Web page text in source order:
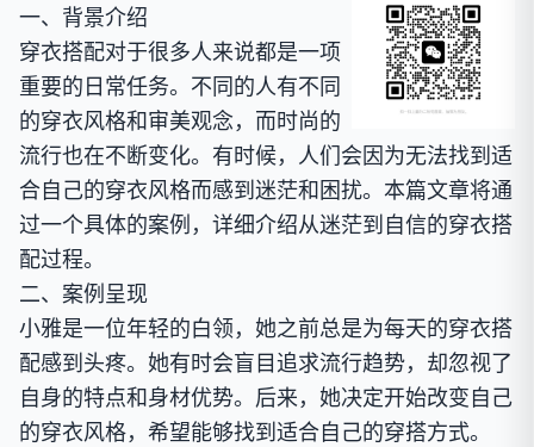
一、背景介绍
穿衣搭配对于很多人来说都是一项
重要的日常任务。不同的人有不同
的穿衣风格和审美观念，而时尚的
流行也在不断变化。有时候，人们会因为无法找到适
合自己的穿衣风格而感到迷茫和困扰。本篇文章将通
过一个具体的案例，详细介绍从迷茫到自信的穿衣搭
配过程。
二、案例呈现
小雅是一位年轻的白领，她之前总是为每天的穿衣搭
配感到头疼。她有时会盲目追求流行趋势，却忽视了
自身的特点和身材优势。后来，她决定开始改变自己
的穿衣风格，希望能够找到适合自己的穿搭方式。